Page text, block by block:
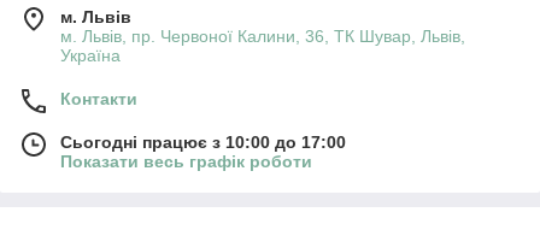
м. Львів
м. Львів, пр. Червоної Калини, 36, ТК Шувар, Львів,
Україна
Контакти
Сьогодні працює з 10:00 до 17:00
Показати весь графік роботи